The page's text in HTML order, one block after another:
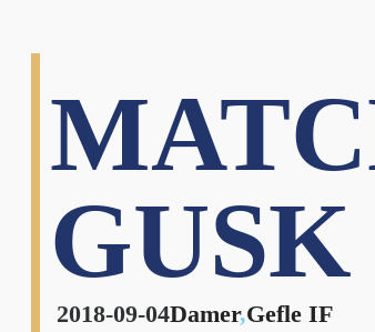
2018-09-04Damer,Gefle IF